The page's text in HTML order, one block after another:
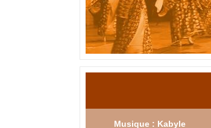
Musique : Kabyle